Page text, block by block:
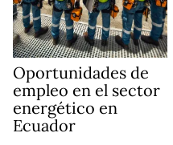
Oportunidades de
empleo en el sector
energético en
Ecuador